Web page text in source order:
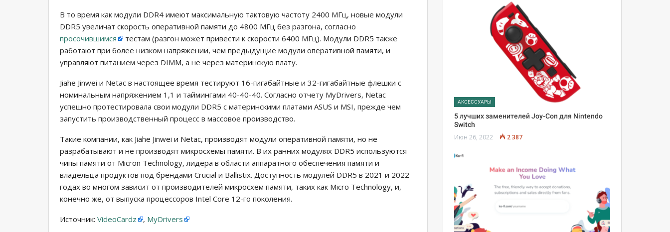
В то время как модули DDR4 имеют максимальную тактовую частоту 2400 МГц, новые модули
DDR5 увеличат скорость оперативной памяти до 4800 МГц без разгона, согласно
просочившимся
тестам (разгон может привести к скорости 6400 МГц). Модули DDR5 также
работают при более низком напряжении, чем предыдущие модули оперативной памяти, и
управляют питанием через DIMM, а не через материнскую плату.
Jiahe Jinwei и Netac в настоящее время тестируют 16-гигабайтные и 32-гигабайтные флешки с
номинальным напряжением 1,1 и таймингами 40-40-40. Согласно отчету MyDrivers, Netac
успешно протестировала свои модули DDR5 с материнскими платами ASUS и MSI, прежде чем
запустить производственный процесс в массовое производство.
Такие компании, как Jiahe Jinwei и Netac, производят модули оперативной памяти, но не
разрабатывают и не производят микросхемы памяти. В их ранних модулях DDR5 используются
чипы памяти от Micron Technology, лидера в области аппаратного обеспечения памяти и
владельца продуктов под брендами Crucial и Ballistix. Доступность модулей DDR5 в 2021 и 2022
годах во многом зависит от производителей микросхем памяти, таких как Micro Technology, и,
конечно же, от выпуска процессоров Intel Core 12-го поколения.
Источник: VideoCardz , MyDrivers
АКСЕССУАРЫ
5 лучших заменителей Joy-Con для Nintendo
Switch
Июн 26, 2022 2 387